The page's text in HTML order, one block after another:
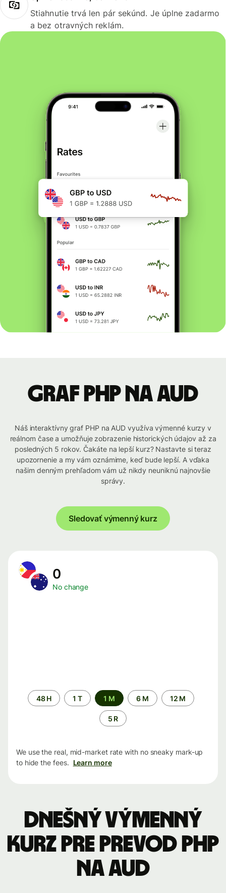
Stiahnutie trvá len pár sekúnd. Je úplne zadarmo
a bez otravných reklám.
graf PHP na AUD
Náš interaktívny graf PHP na AUD využíva výmenné kurzy v
reálnom čase a umožňuje zobrazenie historických údajov až za
posledných 5 rokov. Čakáte na lepší kurz? Nastavte si teraz
upozornenie a my vám oznámime, keď bude lepší. A vďaka
našim denným prehľadom vám už nikdy neuniknú najnovšie
správy.
Sledovať výmenný kurz
0
No change
Time
period
48 H 1 T 1 M 6 M 12 M
5 R
We use the real, mid-market rate with no sneaky mark-up
to hide the fees. Learn more
Dnešný výmenný
kurz pre prevod PHP
na AUD